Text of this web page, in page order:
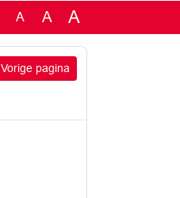
A A A
Vorige pagina